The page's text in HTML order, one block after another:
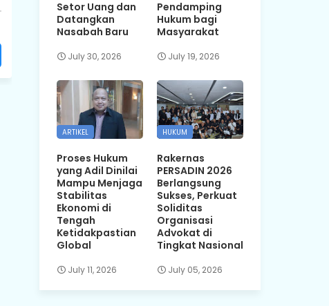
Setor Uang dan
Datangkan
Nasabah Baru
July 30, 2026
Pendamping
Hukum bagi
Masyarakat
July 19, 2026
ARTIKEL
Proses Hukum
yang Adil Dinilai
Mampu Menjaga
Stabilitas
Ekonomi di
Tengah
Ketidakpastian
Global
July 11, 2026
HUKUM
Rakernas
PERSADIN 2026
Berlangsung
Sukses, Perkuat
Soliditas
Organisasi
Advokat di
Tingkat Nasional
July 05, 2026